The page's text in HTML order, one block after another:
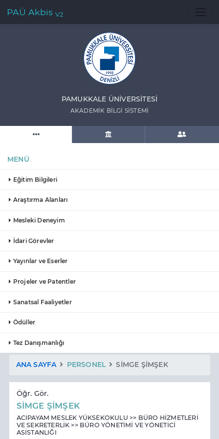
PAÜ Akbis V2
PAMUKKALE ÜNIVERSITESI
AKADEMIK BILGI SISTEMI
MENÜ
Eğitim Bilgileri
Araştırma Alanları
Mesleki Deneyim
İdari Görevler
Yayınlar ve Eserler
Projeler ve Patentler
Sanatsal Faaliyetler
Ödüller
Tez Danışmanlığı
ANA SAYFA PERSONEL SİMGE ŞİMŞEK
Öğr. Gör.
SİMGE ŞİMŞEK
ACIPAYAM MESLEK YÜKSEKOKULU >> BÜRO HİZMETLERİ
VE SEKRETERLİK >> BÜRO YÖNETİMİ VE YÖNETİCİ
ASİSTANLIĞI